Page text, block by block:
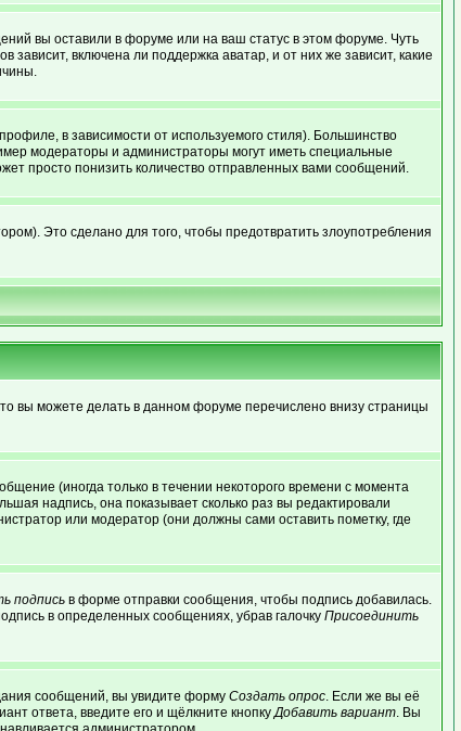
вы оставили в форуме или на ваш статус в этом форуме. Чуть
включена ли поддержка аватар, и от них же зависит, какие
в зависимости от используемого стиля). Большинство
модераторы и администраторы могут иметь специальные
просто понизить количество отправленных вами сообщений.
Это сделано для того, чтобы предотвратить злоупотребления
вы можете делать в данном форуме перечислено внизу страницы
(иногда только в течении некоторого времени с момента
надпись, она показывает сколько раз вы редактировали
или модератор (они должны сами оставить пометку, где
подпись в форме отправки сообщения, чтобы подпись добавилась.
в определенных сообщениях, убрав галочку Присоединить
сообщений, вы увидите форму Создать опрос. Если же вы её
ответа, введите его и щёлкните кнопкуДобавить вариант. Вы